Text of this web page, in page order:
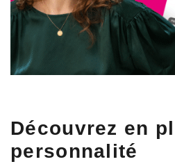
Découvrez en
personnalité